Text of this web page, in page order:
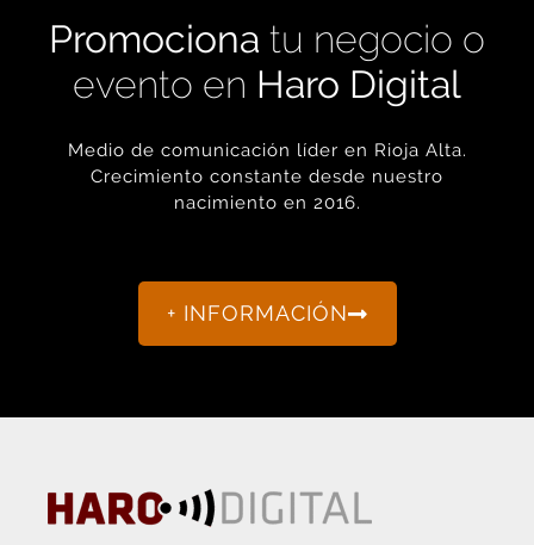
Promociona tu negocio o
evento en Haro Digital
Medio de comunicación líder en Rioja Alta.
Crecimiento constante desde nuestro
nacimiento en 2016.
+ INFORMACIÓN